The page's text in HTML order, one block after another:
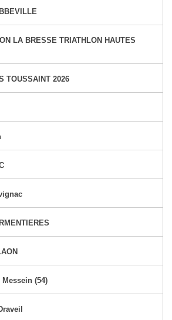
LA BRESSE TRIATHLON HAUTES
TOUSSAINT 2026
(54)